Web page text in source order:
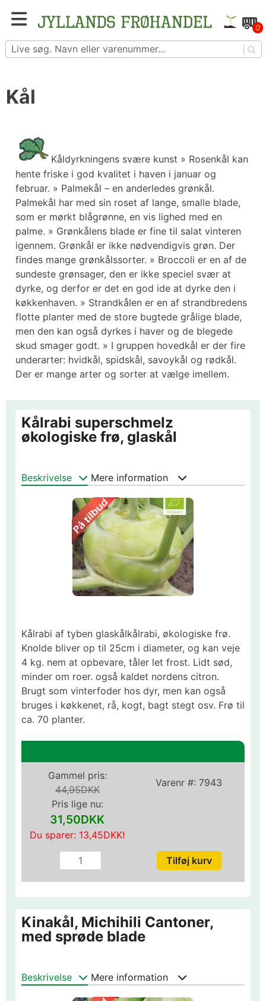
Blomster- og grøntsagsfrø fra hele Europa – få
adgang til 1.229 spændende sorter
0
Kål
Kåldyrkningens svære kunst » Rosenkål kan
hente friske i god kvalitet i haven i januar og
februar. » Palmekål – en anderledes grønkål.
Palmekål har med sin roset af lange, smalle blade,
som er mørkt blågrønne, en vis lighed med en
palme. » Grønkålens blade er fine til salat vinteren
igennem. Grønkål er ikke nødvendigvis grøn. Der
findes mange grønkålssorter. » Broccoli er en af de
sundeste grønsager, den er ikke speciel svær at
dyrke, og derfor er det en god ide at dyrke den i
køkkenhaven. » Strandkålen er en af strandbredens
flotte planter med de store bugtede grålige blade,
men den kan også dyrkes i haver og de blegede
skud smager godt. » I gruppen hovedkål er der fire
underarter: hvidkål, spidskål, savoykål og rødkål.
Der er mange arter og sorter at vælge imellem.
Kålrabi superschmelz
økologiske frø, glaskål
Beskrivelse Mere information
Kålrabi af tyben glaskålkålrabi, økologiske frø.
Knolde bliver op til 25cm i diameter, og kan veje
4 kg. nem at opbevare, tåler let frost. Lidt sød,
minder om roer. også kaldet nordens citron.
Brugt som vinterfoder hos dyr, men kan også
bruges i køkkenet, rå, kogt, bagt stegt osv. Frø til
ca. 70 planter.
Varenr #: 7943
Gammel pris:
44,95DKK
Pris lige nu:
31,50DKK
Du sparer: 13,45DKK!
Kinakål, Michihili Cantoner,
med sprøde blade
Beskrivelse Mere information